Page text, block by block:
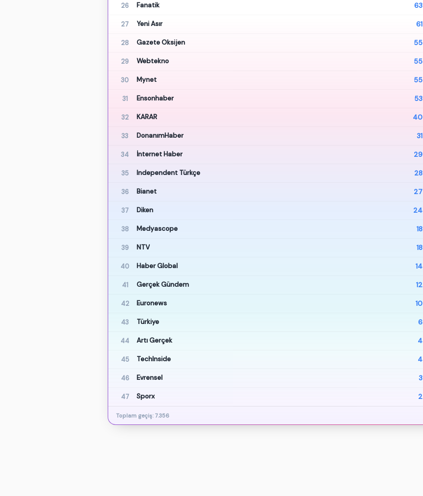
26 Fanatik 63
27 Yeni Asır 61
28 Gazete Oksijen 55
29 Webtekno 55
30 Mynet 55
31 Ensonhaber 53
32 KARAR 40
33 DonanımHaber 31
34 İnternet Haber 29
35 Independent Türkçe 28
36 Bianet 27
37 Diken 24
38 Medyascope 18
39 NTV 18
40 Haber Global 14
41 Gerçek Gündem 12
42 Euronews 10
43 Türkiye 6
44 Artı Gerçek 4
45 TechInside 4
46 Evrensel 3
47 Sporx 2
Toplam geçiş: 7.356